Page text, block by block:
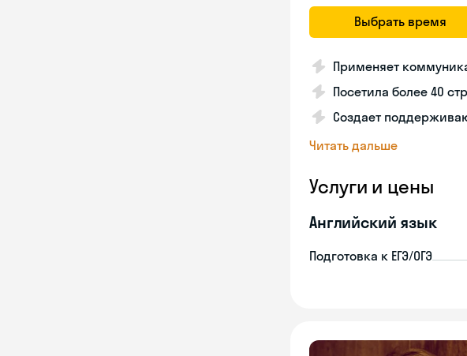
Выбрать время
Применяет
Посетила более 40
Создает
Читать дальше
Услуги и цены
Английский язык
Подготовка к ЕГЭ/ОГЭ